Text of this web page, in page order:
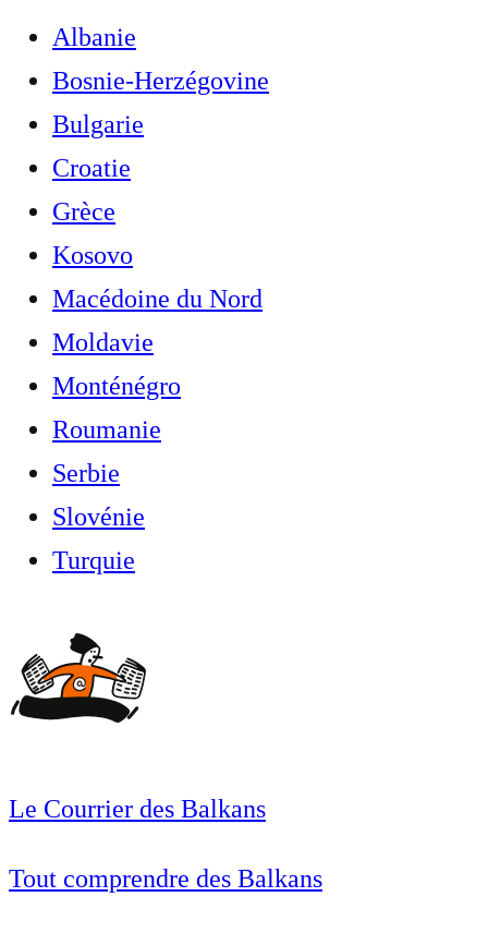
Albanie
Bosnie-Herzégovine
Bulgarie
Croatie
Grèce
Kosovo
Macédoine du Nord
Moldavie
Monténégro
Roumanie
Serbie
Slovénie
Turquie
Le Courrier des Balkans
Tout comprendre des Balkans